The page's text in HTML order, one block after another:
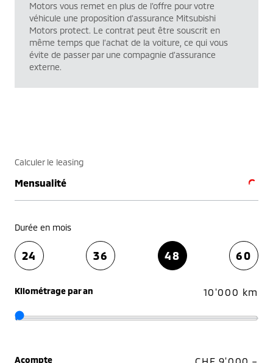
Motors vous remet en plus de l’offre pour votre
véhicule une proposition d’assurance Mitsubishi
Motors protect. Le contrat peut être souscrit en
même temps que l’achat de la voiture, ce qui vous
évite de passer par une compagnie d’assurance
externe.
Calculer le leasing
Mensualité
Durée en mois
24 36 48 60
Kilométrage par an 10'000 km
Acompte